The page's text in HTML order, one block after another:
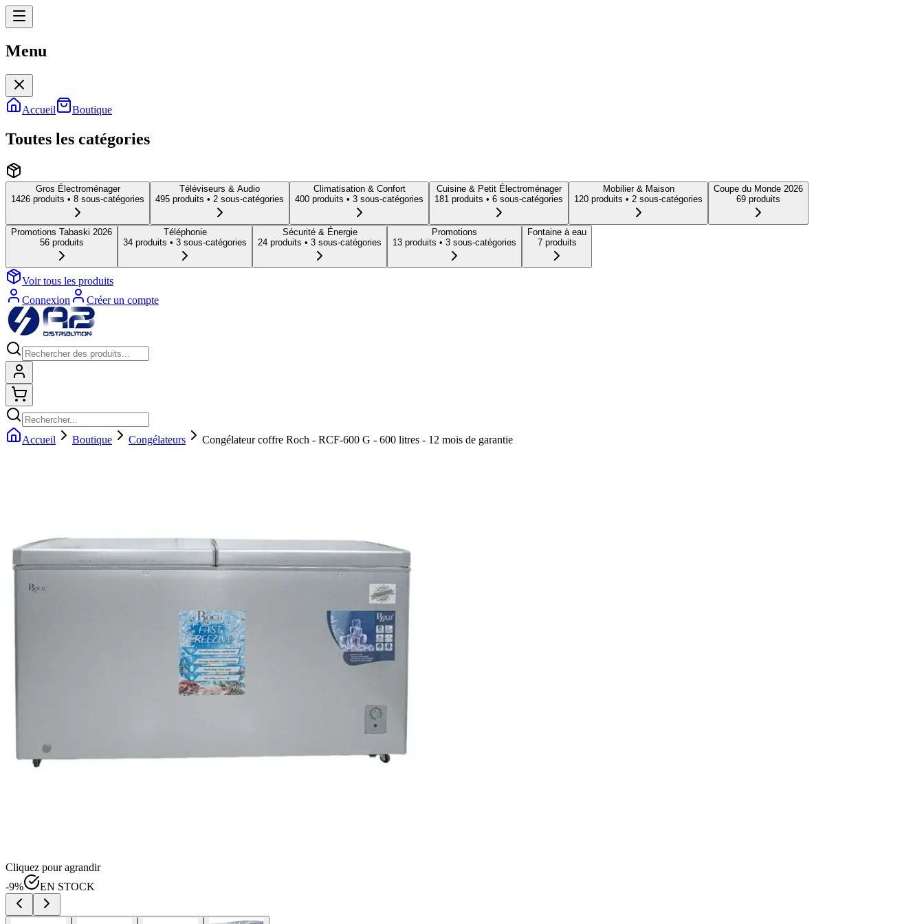
Menu
Accueil Boutique
Toutes les catégories
Gros Électroménager
1426 produits • 8 sous-catégories
Téléviseurs & Audio
495 produits • 2 sous-catégories
Climatisation & Confort
400 produits • 3 sous-catégories
Cuisine & Petit Électroménager
181 produits • 6 sous-catégories
Mobilier & Maison
120 produits • 2 sous-catégories
Coupe du Monde 2026
69 produits
Promotions Tabaski 2026
56produits
Téléphonie
34 produits • 3 sous-catégories
Sécurité & Énergie
24 produits • 3 sous-catégories
Promotions
13 produits • 3 sous-catégories
Fontaine à eau
7produits
Voir tous les produits
Connexion
Créer un compte
Accueil Boutique Congélateurs Congélateur coffre Roch - RCF-600 G - 600 litres - 12 mois de garantie
Cliquez pour agrandir
-9% EN STOCK